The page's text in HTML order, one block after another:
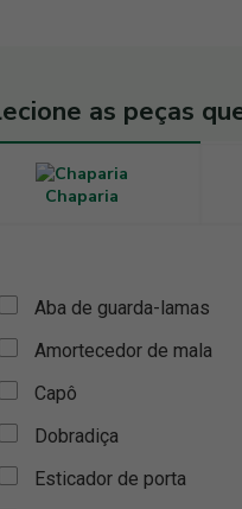
as peças
Chaparia
Aba de guarda-lamas
Amortecedor de mala
Capô
Dobradiça
Esticador de porta